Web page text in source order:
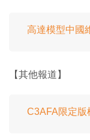
高達模型中國
【其他報道】
C3AFA限定版